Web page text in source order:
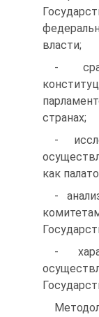
власти;
-
странах;
-
как
-
-